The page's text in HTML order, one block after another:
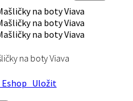
na boty Viava
Uložit